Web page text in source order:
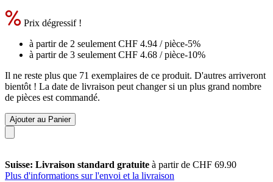
Prix dégressif !
à partir de 2 seulement CHF 4.94 / pièce-5%
à partir de 3 seulement CHF 4.68 / pièce-10%
Il ne reste plus que 71 exemplaires de ce produit. D'autres arriveront
bientôt ! La date de livraison peut changer si un plus grand nombre
de pièces est commandé.
Ajouter au Panier
Suisse: Livraison standard gratuite à partir de CHF 69.90
Plus d'informations sur l'envoi et la livraison